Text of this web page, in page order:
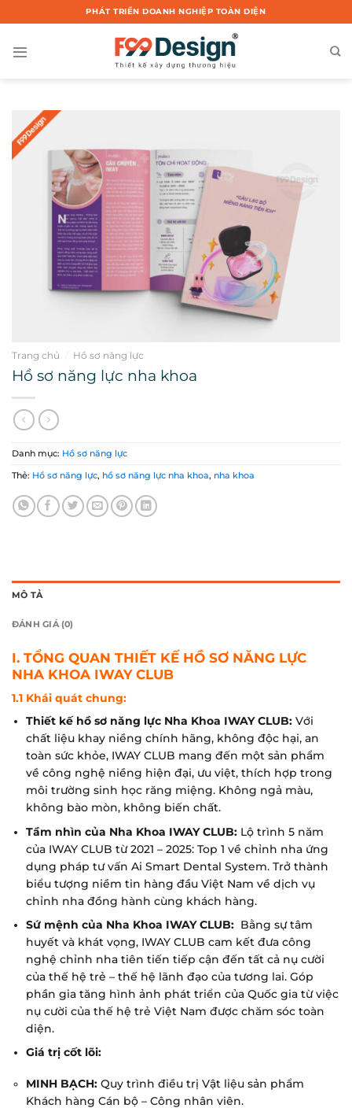
đến
dung
PHÁT TRIỂN DOANH NGHIỆP TOÀN DIỆN
Trang chủ Hồ sơ năng lực
Hồ sơ năng lực nha khoa
Danh mục: Hồ sơ năng lực
Thẻ: Hồ sơ năng lực, hồ sơ năng lực nha khoa, nha khoa
MÔ TẢ
ĐÁNH GIÁ (0)
I. TỔNG QUAN THIẾT KẾ HỒ SƠ NĂNG LỰC
NHA KHOA IWAY CLUB
1.1 Khái quát chung:
Thiết kế hồ sơ năng lực Nha Khoa IWAY CLUB: Với
chất liệu khay niềng chính hãng, không độc hại, an
toàn sức khỏe, IWAY CLUB mang đến một sản phẩm
về công nghệ niềng hiện đại, ưu việt, thích hợp trong
môi trường sinh học răng miệng. Không ngả màu,
không bào mòn, không biến chất.
Tầm nhìn của Nha Khoa IWAY CLUB: Lộ trình 5 năm
của IWAY CLUB từ 2021 – 2025: Top 1 về chỉnh nha ứng
dụng pháp tư vấn Ai Smart Dental System. Trở thành
biểu tượng niềm tin hàng đầu Việt Nam về dịch vụ
chỉnh nha đồng hành cùng khách hàng.
Sứ mệnh của Nha Khoa IWAY CLUB: Bằng sự tâm
huyết và khát vọng, IWAY CLUB cam kết đưa công
nghệ chỉnh nha tiên tiến tiếp cận đến tất cả nụ cười
của thế hệ trẻ – thế hệ lãnh đạo của tương lai. Góp
phần gia tăng hình ảnh phát triển của Quốc gia từ việc
nụ cười của thế hệ trẻ Việt Nam được chăm sóc toàn
diện.
Giá trị cốt lõi:
MINH BẠCH:Quy trình điều trị Vật liệu sản phẩm
Khách hàng Cán bộ – Công nhân viên.